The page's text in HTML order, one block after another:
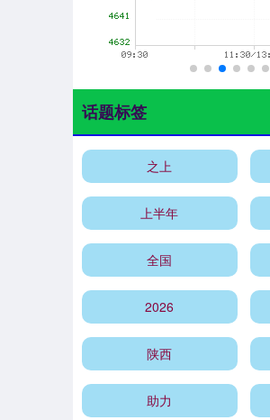
话题标签
之上
上半年
全国
2026
陕西
助力